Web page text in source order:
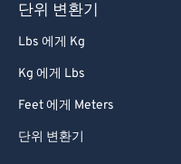
단위 변환기
Lbs 에게 Kg
Kg 에게 Lbs
Feet 에게 Meters
단위 변환기